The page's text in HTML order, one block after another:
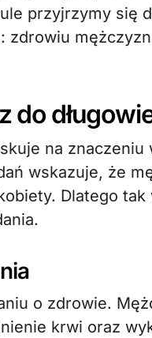
przyjrzymy się
zdrowiu
do
na znaczeniu
wskazuje, że
Dlatego
o zdrowie.
krwi oraz